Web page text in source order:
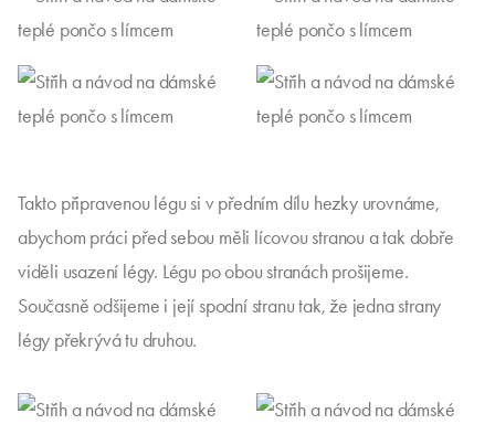
Takto připravenou légu si v předním dílu hezky urovnáme,
abychom práci před sebou měli lícovou stranou a tak dobře
viděli usazení légy. Légu po obou stranách prošijeme.
Současně odšijeme i její spodní stranu tak, že jedna strany
légy překrývá tu druhou.